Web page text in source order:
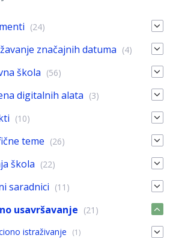
(24)
značajnih datuma (4)
škola (56)
digitalnih alata (3)
(10)
teme (26)
škola (22)
saradnici (11)
usavršavanje (21)
istraživanje
(1)